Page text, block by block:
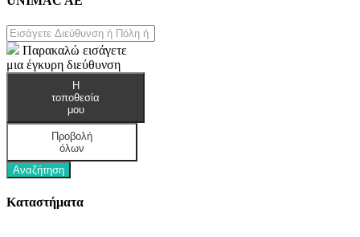
Home & DIY
Παρακαλώ εισάγετε
μια έγκυρη διεύθυνση
Η
τοποθεσία
μου
Προβολή
όλων
Αναζήτηση
Καταστήματα